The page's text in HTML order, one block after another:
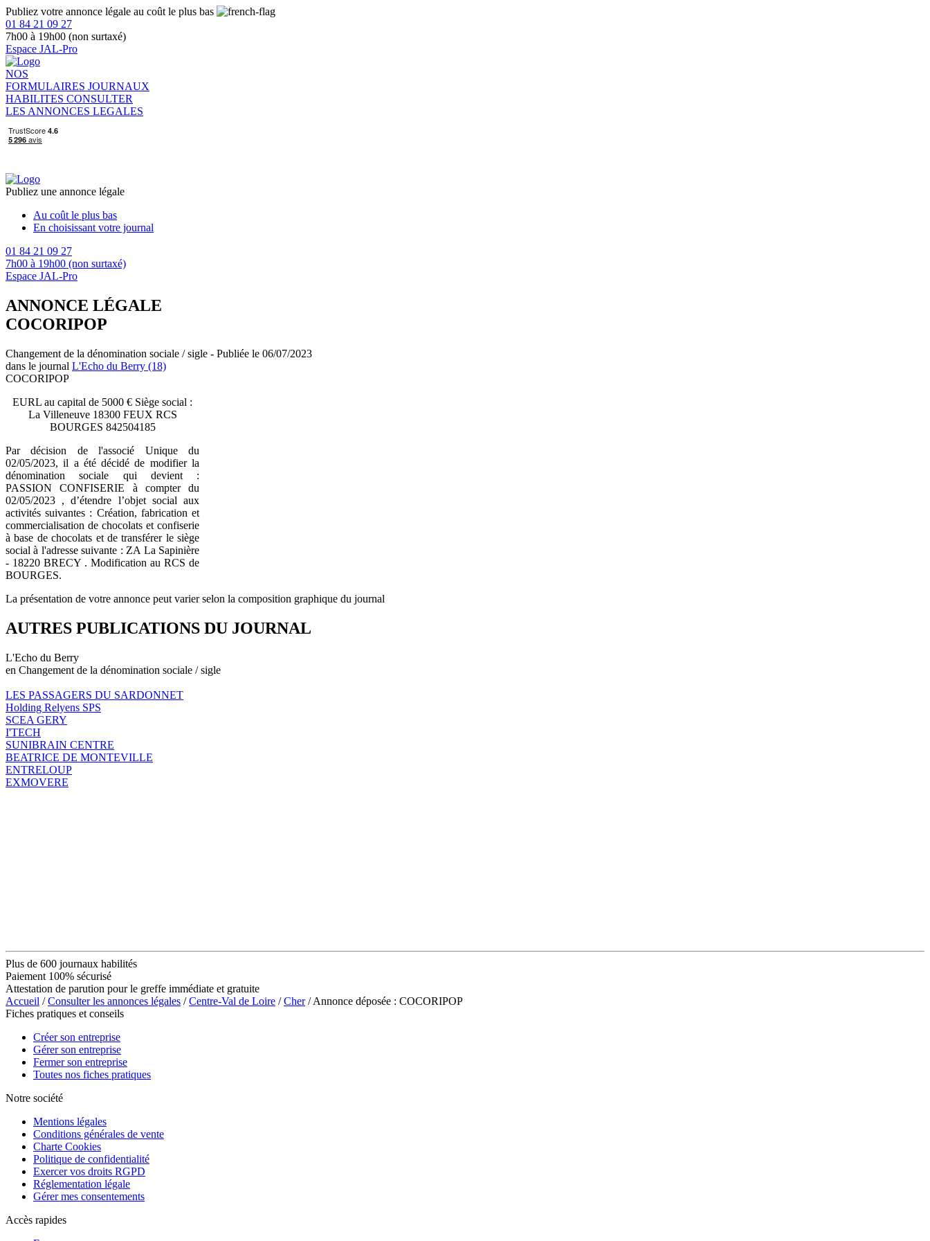
Publiez votre annonce légale au coût le plus bas
01 84 21 09 27
7h00 à 19h00 (non surtaxé)
Espace JAL-Pro
NOS
FORMULAIRES JOURNAUX
HABILITES CONSULTER
LES ANNONCES LEGALES
Publiez une annonce légale
Au coût le plus bas
En choisissant votre journal
01 84 21 09 27
7h00 à 19h00 (non surtaxé)
Espace JAL-Pro
ANNONCE LÉGALE
COCORIPOP
Changement de la dénomination sociale / sigle - Publiée le 06/07/2023
dans le journal L'Echo du Berry (18)
COCORIPOP
EURL au capital de 5000 € Siège social :
La Villeneuve 18300 FEUX RCS
BOURGES 842504185
Par décision de l'associé Unique du
02/05/2023, il a été décidé de modifier la
dénomination sociale qui devient :
PASSION CONFISERIE à compter du
02/05/2023 , d’étendre l’objet social aux
activités suivantes : Création, fabrication et
commercialisation de chocolats et confiserie
à base de chocolats et de transférer le siège
social à l'adresse suivante : ZA La Sapinière
- 18220 BRECY . Modification au RCS de
BOURGES.
La présentation de votre annonce peut varier selon la composition graphique du journal
AUTRES PUBLICATIONS DU JOURNAL
L'Echo du Berry
en Changement de la dénomination sociale / sigle
LES PASSAGERS DU SARDONNET
Holding Relyens SPS
SCEA GERY
I'TECH
SUNIBRAIN CENTRE
BEATRICE DE MONTEVILLE
ENTRELOUP
EXMOVERE
Plus de 600 journaux habilités
Paiement 100% sécurisé
Attestation de parution pour le greffe immédiate et gratuite
Accueil /Consulter les annonces légales /Centre-Val de Loire /Cher/ Annonce déposée : COCORIPOP
Fiches pratiques et conseils
Créer son entreprise
Gérer son entreprise
Fermer son entreprise
Toutes nos fiches pratiques
Notre société
Mentions légales
Conditions générales de vente
Charte Cookies
Politique de confidentialité
Exercer vos droits RGPD
Réglementation légale
Gérer mes consentements
Accès rapides